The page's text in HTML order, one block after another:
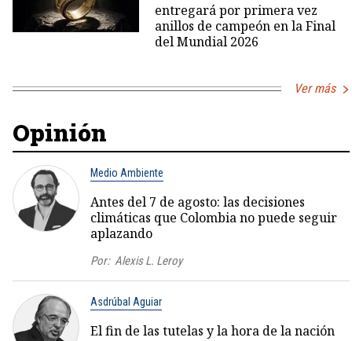
entregará por primera vez
anillos de campeón en la Final
del Mundial 2026
Ver más
Opinión
Medio Ambiente
Antes del 7 de agosto: las decisiones
climáticas que Colombia no puede seguir
aplazando
Por: Alexis L. Leroy
Asdrúbal Aguiar
El fin de las tutelas y la hora de la nación